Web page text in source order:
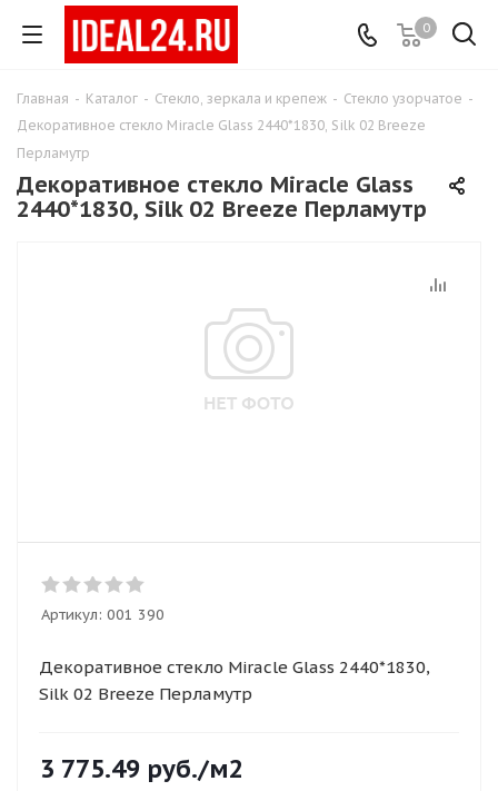
0
Главная - Каталог - Стекло, зеркала и крепеж - Стекло узорчатое -
Декоративное стекло Miracle Glass 2440*1830, Silk 02 Breeze
Перламутр
Декоративное стекло Miracle Glass
2440*1830, Silk 02 Breeze Перламутр
Артикул: 001 390
Декоративное стекло Miracle Glass 2440*1830,
Silk 02 Breeze Перламутр
3 775.49 руб./м2